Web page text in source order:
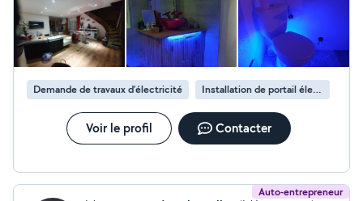
Demande de travaux d’électricité Installation de portail électrique
Voir le profil Contacter
Auto-entrepreneur